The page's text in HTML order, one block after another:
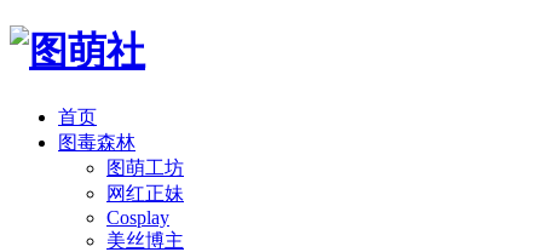
首页
图毒森林
图萌工坊
网红正妹
Cosplay
美丝博主